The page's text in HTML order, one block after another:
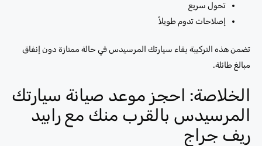
تحول سريع
إصلاحات تدوم طويلاً
تضمن هذه التركيبة بقاء سيارتك المرسيدس في حالة ممتازة دون إنفاق
مبالغ طائلة.
الخلاصة: احجز موعد صيانة سيارتك
المرسيدس بالقرب منك مع رابيد
ريف جراج